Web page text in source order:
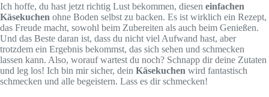
Ich hoffe, du hast jetzt richtig Lust bekommen, diesen einfachen
Käsekuchen ohne Boden selbst zu backen. Es ist wirklich ein Rezept,
das Freude macht, sowohl beim Zubereiten als auch beim Genießen.
Und das Beste daran ist, dass du nicht viel Aufwand hast, aber
trotzdem ein Ergebnis bekommst, das sich sehen und schmecken
lassen kann. Also, worauf wartest du noch? Schnapp dir deine Zutaten
und leg los! Ich bin mir sicher, dein Käsekuchen wird fantastisch
schmecken und alle begeistern. Lass es dir schmecken!